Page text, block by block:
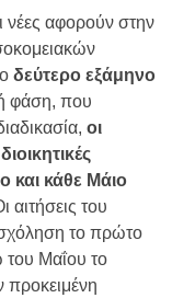
νέες αφορούν στην
δεύτερο εξάμηνο
φάση, που
οι
και κάθε Μάιο
αιτήσεις του
το πρώτο
του Μαΐου το
προκειμένη